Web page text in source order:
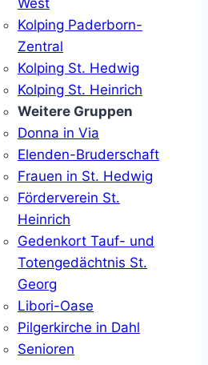
West
Kolping Paderborn-
Zentral
Kolping St. Hedwig
Kolping St. Heinrich
Weitere Gruppen
Donna in Via
Elenden-Bruderschaft
Frauen in St. Hedwig
Förderverein St.
Heinrich
Gedenkort Tauf- und
Totengedächtnis St.
Georg
Libori-Oase
Pilgerkirche in Dahl
Senioren